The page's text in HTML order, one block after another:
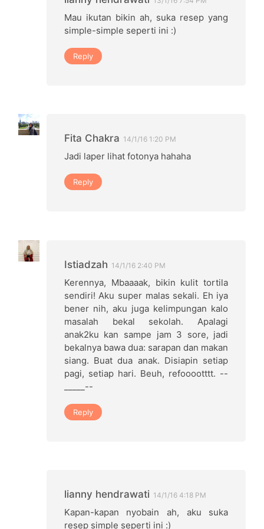
Mau ikutan bikin ah, suka resep yang
simple-simple seperti ini :)
Reply
Fita Chakra 14/1/16 1:20 PM
Jadi laper lihat fotonya hahaha
Reply
Istiadzah 14/1/16 2:40 PM
Kerennya, Mbaaaak, bikin kulit tortila
sendiri! Aku super malas sekali. Eh iya
bener nih, aku juga kelimpungan kalo
masalah bekal sekolah. Apalagi
anak2ku kan sampe jam 3 sore, jadi
bekalnya bawa dua: sarapan dan makan
siang. Buat dua anak. Disiapin setiap
pagi, setiap hari. Beuh, refooootttt. --
_____--
Reply
lianny hendrawati 14/1/16 4:18 PM
Kapan-kapan nyobain ah, aku suka
resep simple seperti ini :)